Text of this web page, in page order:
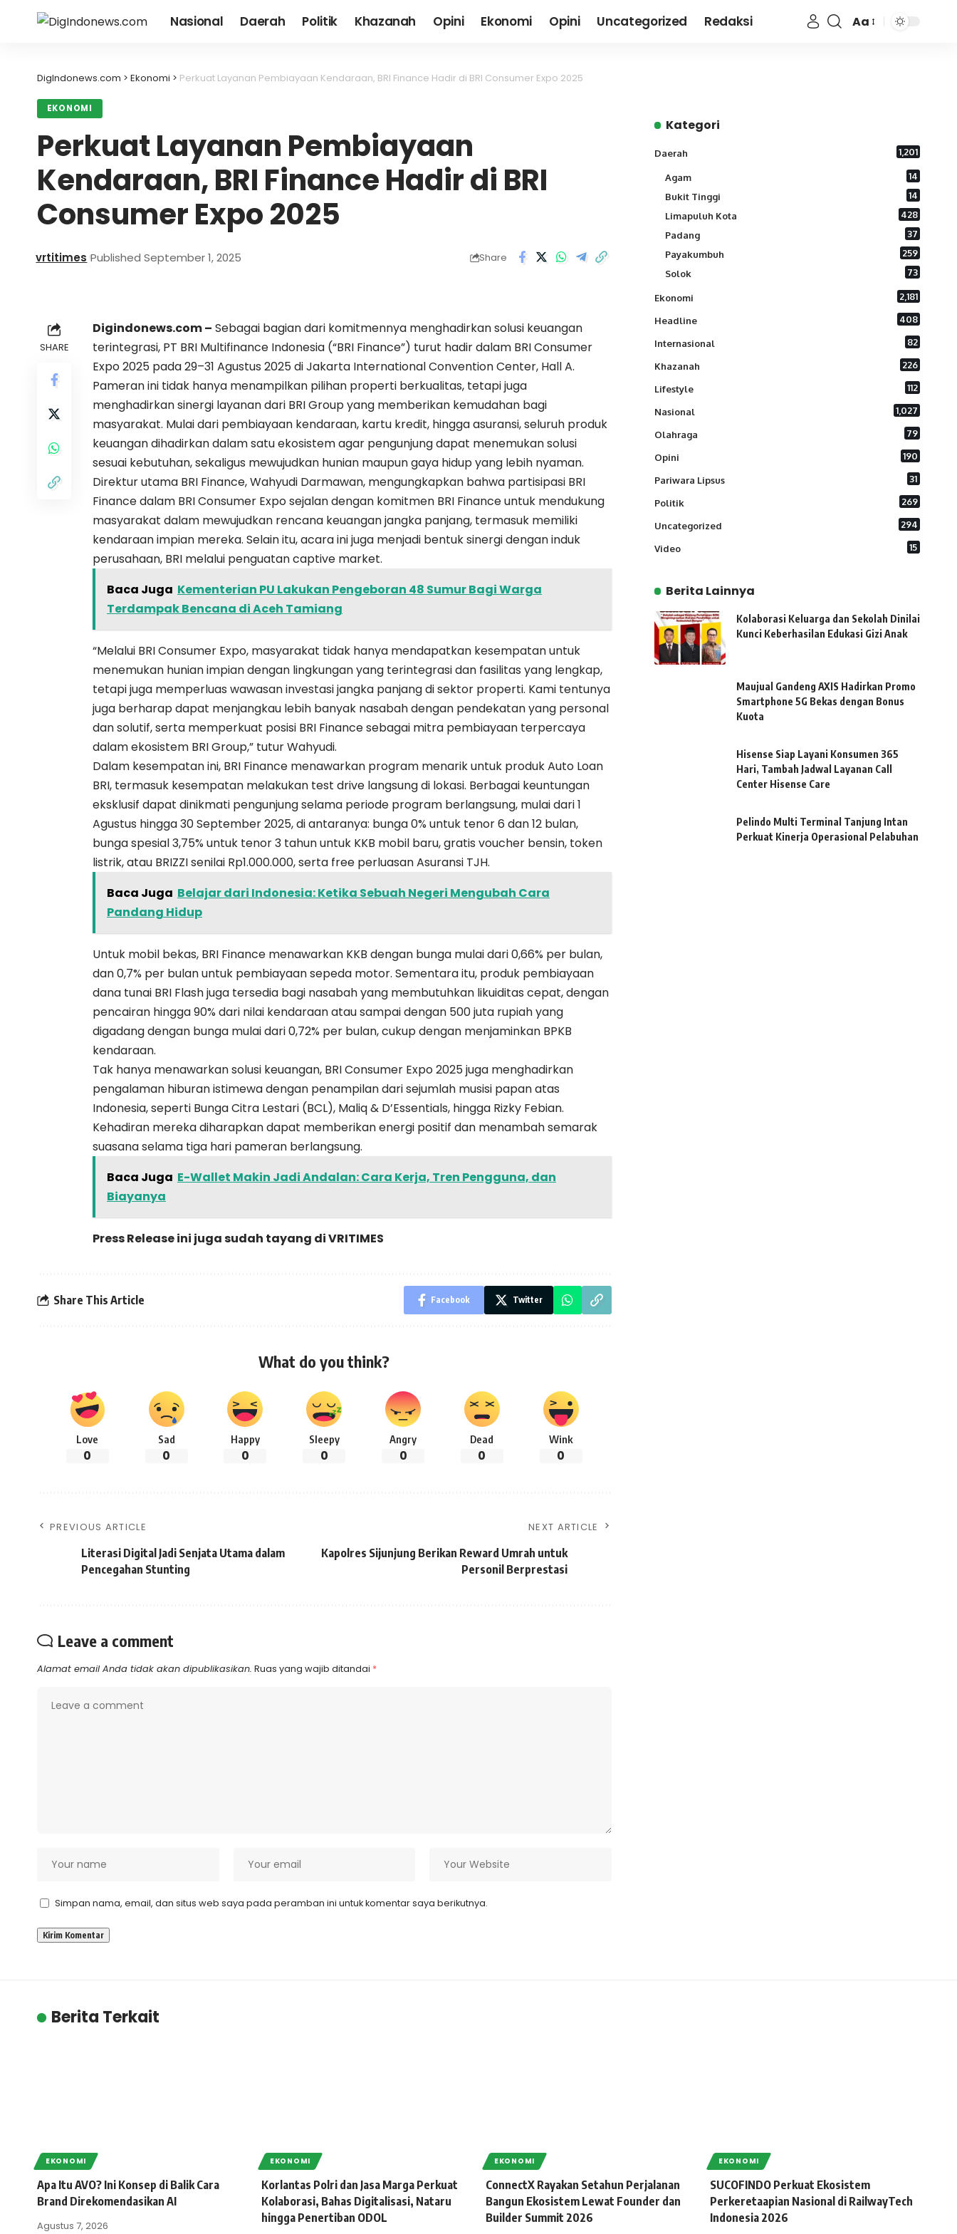
Nasional Daerah Politik Khazanah Opini Ekonomi Opini Uncategorized Redaksi
Font
Aa
DigIndonews.com > Ekonomi > Perkuat Layanan Pembiayaan Kendaraan, BRI Finance Hadir di BRI Consumer Expo 2025
EKONOMI
Perkuat Layanan Pembiayaan
Kendaraan, BRI Finance Hadir di BRI
Consumer Expo 2025
vrtitimes Published September 1, 2025 Share
SHARE
Digindonews.com – Sebagai bagian dari komitmennya menghadirkan solusi keuangan
terintegrasi, PT BRI Multifinance Indonesia (“BRI Finance”) turut hadir dalam BRI Consumer
Expo 2025 pada 29–31 Agustus 2025 di Jakarta International Convention Center, Hall A.
Pameran ini tidak hanya menampilkan pilihan properti berkualitas, tetapi juga
menghadirkan sinergi layanan dari BRI Group yang memberikan kemudahan bagi
masyarakat. Mulai dari pembiayaan kendaraan, kartu kredit, hingga asuransi, seluruh produk
keuangan dihadirkan dalam satu ekosistem agar pengunjung dapat menemukan solusi
sesuai kebutuhan, sekaligus mewujudkan hunian maupun gaya hidup yang lebih nyaman.
Direktur utama BRI Finance, Wahyudi Darmawan, mengungkapkan bahwa partisipasi BRI
Finance dalam BRI Consumer Expo sejalan dengan komitmen BRI Finance untuk mendukung
masyarakat dalam mewujudkan rencana keuangan jangka panjang, termasuk memiliki
kendaraan impian mereka. Selain itu, acara ini juga menjadi bentuk sinergi dengan induk
perusahaan, BRI melalui penguatan captive market.
Baca Juga Kementerian PU Lakukan Pengeboran 48 Sumur Bagi Warga
Terdampak Bencana di Aceh Tamiang
“Melalui BRI Consumer Expo, masyarakat tidak hanya mendapatkan kesempatan untuk
menemukan hunian impian dengan lingkungan yang terintegrasi dan fasilitas yang lengkap,
tetapi juga memperluas wawasan investasi jangka panjang di sektor properti. Kami tentunya
juga berharap dapat menjangkau lebih banyak nasabah dengan pendekatan yang personal
dan solutif, serta memperkuat posisi BRI Finance sebagai mitra pembiayaan terpercaya
dalam ekosistem BRI Group,” tutur Wahyudi.
Dalam kesempatan ini, BRI Finance menawarkan program menarik untuk produk Auto Loan
BRI, termasuk kesempatan melakukan test drive langsung di lokasi. Berbagai keuntungan
eksklusif dapat dinikmati pengunjung selama periode program berlangsung, mulai dari 1
Agustus hingga 30 September 2025, di antaranya: bunga 0% untuk tenor 6 dan 12 bulan,
bunga spesial 3,75% untuk tenor 3 tahun untuk KKB mobil baru, gratis voucher bensin, token
listrik, atau BRIZZI senilai Rp1.000.000, serta free perluasan Asuransi TJH.
Baca Juga Belajar dari Indonesia: Ketika Sebuah Negeri Mengubah Cara
Pandang Hidup
Untuk mobil bekas, BRI Finance menawarkan KKB dengan bunga mulai dari 0,66% per bulan,
dan 0,7% per bulan untuk pembiayaan sepeda motor. Sementara itu, produk pembiayaan
dana tunai BRI Flash juga tersedia bagi nasabah yang membutuhkan likuiditas cepat, dengan
pencairan hingga 90% dari nilai kendaraan atau sampai dengan 500 juta rupiah yang
digadang dengan bunga mulai dari 0,72% per bulan, cukup dengan menjaminkan BPKB
kendaraan.
Tak hanya menawarkan solusi keuangan, BRI Consumer Expo 2025 juga menghadirkan
pengalaman hiburan istimewa dengan penampilan dari sejumlah musisi papan atas
Indonesia, seperti Bunga Citra Lestari (BCL), Maliq & D’Essentials, hingga Rizky Febian.
Kehadiran mereka diharapkan dapat memberikan energi positif dan menambah semarak
suasana selama tiga hari pameran berlangsung.
Baca Juga E-Wallet Makin Jadi Andalan: Cara Kerja, Tren Pengguna, dan
Biayanya
Press Release ini juga sudah tayang diVRITIMES
Share This Article Facebook Twitter
What do you think?
Love
0
Sad
0
Happy
0
Sleepy
0
Angry
0
Dead
0
Wink
0
PREVIOUS ARTICLE
Literasi Digital Jadi Senjata Utama dalam
Pencegahan Stunting
NEXT ARTICLE
Kapolres Sijunjung Berikan Reward Umrah untuk
Personil Berprestasi
Leave a comment
Alamat email Anda tidak akan dipublikasikan. Ruas yang wajib ditandai *
Simpan nama, email, dan situs web saya pada peramban ini untuk komentar saya berikutnya.
Kategori
Daerah 1,201
Agam
14
Bukit Tinggi
14
Limapuluh Kota
428
Padang
37
Payakumbuh
259
Solok
73
Ekonomi 2,181
Headline 408
Internasional 82
Khazanah 226
Lifestyle 112
Nasional 1,027
Olahraga 79
Opini 190
Pariwara Lipsus 31
Politik 269
Uncategorized 294
Video 15
Berita Lainnya
Kolaborasi Keluarga dan Sekolah Dinilai
Kunci Keberhasilan Edukasi Gizi Anak
Maujual Gandeng AXIS Hadirkan Promo
Smartphone 5G Bekas dengan Bonus
Kuota
Hisense Siap Layani Konsumen 365
Hari, Tambah Jadwal Layanan Call
Center Hisense Care
Pelindo Multi Terminal Tanjung Intan
Perkuat Kinerja Operasional Pelabuhan
Berita Terkait
EKONOMI
Apa Itu AVO? Ini Konsep di Balik Cara
Brand Direkomendasikan AI
Agustus 7, 2026
EKONOMI
Korlantas Polri dan Jasa Marga Perkuat
Kolaborasi, Bahas Digitalisasi, Nataru
hingga Penertiban ODOL
EKONOMI
ConnectX Rayakan Setahun Perjalanan
Bangun Ekosistem Lewat Founder dan
Builder Summit 2026
EKONOMI
SUCOFINDO Perkuat Ekosistem
Perkeretaapian Nasional di RailwayTech
Indonesia 2026